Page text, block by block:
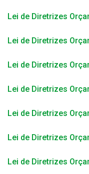
Lei de Diretrizes
Lei de Diretrizes
Lei de Diretrizes
Lei de Diretrizes
Lei de Diretrizes
Lei de Diretrizes
Lei de Diretrizes